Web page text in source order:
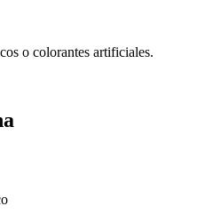
o colorantes artificiales.